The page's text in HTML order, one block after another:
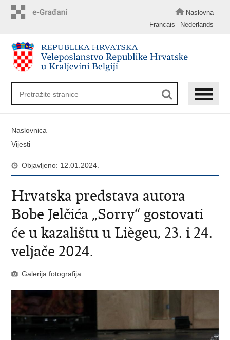
Naslovna
Francais
Nederlands
Naslovnica
Vijesti
Objavljeno: 12.01.2024.
Hrvatska predstava autora
Bobe Jelčića „Sorry“ gostovati
će u kazalištu u Liègeu, 23. i 24.
veljače 2024.
Galerija fotografija